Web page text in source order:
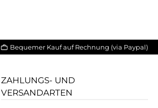
Bequemer Kauf auf Rechnung (via Paypal)
ZAHLUNGS- UND
VERSANDARTEN